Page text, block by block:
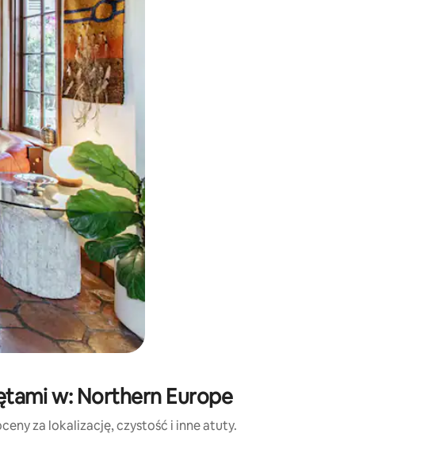
przeglądać je za pomocą gestów dotykowych lub przesuwania.
w: Northern Europe
za lokalizację, czystość i inne atuty.